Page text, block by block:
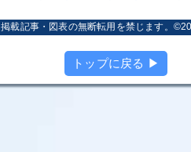
掲載記事・図表の無断転用を禁じます。
トップに戻る ▶